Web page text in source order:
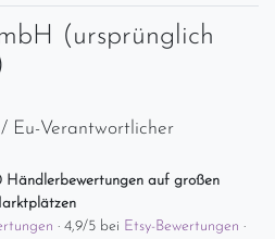
(ursprünglich
Eu-Verantwortlicher
Händlerbewertungen auf großen
· 4,9/5 bei Etsy-Bewertungen ·